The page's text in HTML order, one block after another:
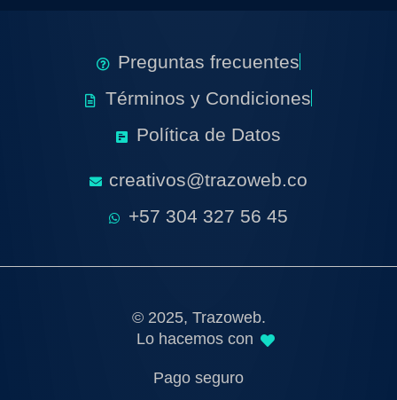
Preguntas frecuentes
Términos y Condiciones
Política de Datos
creativos@trazoweb.co
+57 304 327 56 45
© 2025, Trazoweb.
Lo hacemos con
Pago seguro